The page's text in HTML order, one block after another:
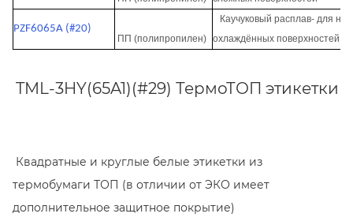
PZF6065A (#20)
ПП (полипропилен)
Каучуковый расплав- для
охлаждённых поверхностей
TML-3HY(65A1)(#29) ТермоТОП этикетки
Квадратные и круглые белые этикетки из
термобумаги ТОП (в отличии от ЭКО имеет
дополнительное защитное покрытие)